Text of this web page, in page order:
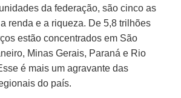
da federação, são cinco as
renda e a riqueza. De 5,8 trilhões
estão concentrados em São
Minas Gerais, Paraná e Rio
é mais um agravante das
do país.